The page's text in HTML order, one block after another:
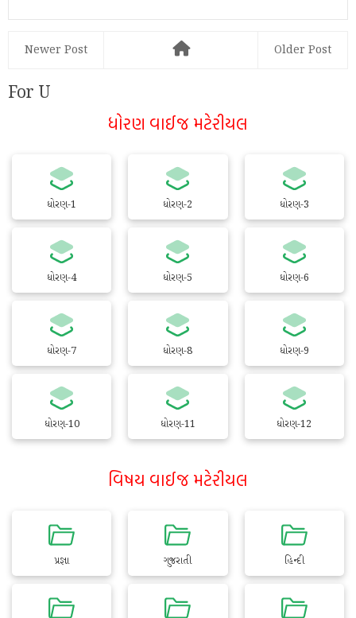
Newer Post Older Post
For U
ધોરણ વાઈજ મટેરીયલ
ધોરણ-1 ધોરણ-2 ધોરણ-3
ધોરણ-4 ધોરણ-5 ધોરણ-6
ધોરણ-7 ધોરણ-8 ધોરણ-9
ધોરણ-10 ધોરણ-11 ધોરણ-12
વિષય વાઈજ મટેરીયલ
પ્રજ્ઞા ગુજરાતી હિન્દી